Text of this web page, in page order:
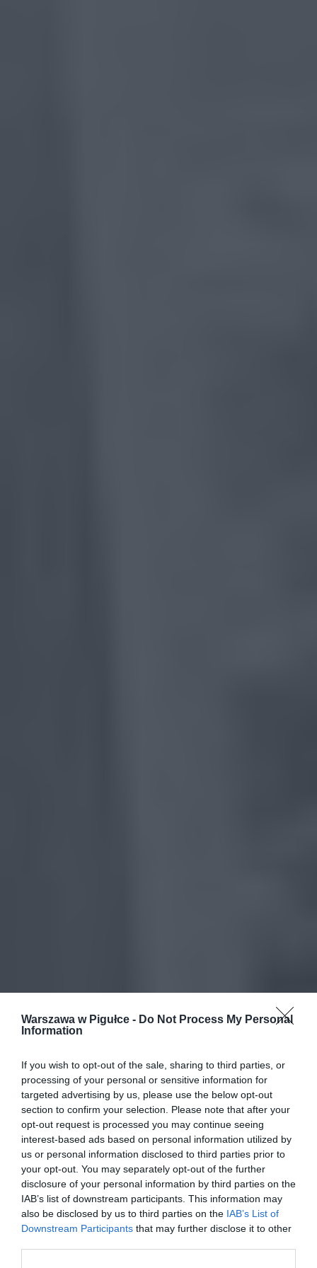
Warszawa w Pigułce - Do Not Process My Personal
Information
If you wish to opt-out of the sale, sharing to third parties, or
processing of your personal or sensitive information for
targeted advertising by us, please use the below opt-out
section to confirm your selection. Please note that after your
opt-out request is processed you may continue seeing
interest-based ads based on personal information utilized by
us or personal information disclosed to third parties prior to
your opt-out. You may separately opt-out of the further
disclosure of your personal information by third parties on the
IAB’s list of downstream participants. This information may
also be disclosed by us to third parties on the IAB’s List of
Downstream Participants that may further disclose it to other